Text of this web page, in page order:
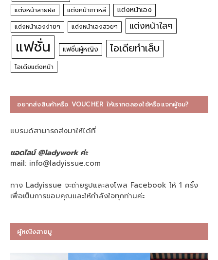
แต่งหน้าสายฝอ แต่งหน้าเกาหลี แต่งหน้าเอง
แต่งหน้าเองง่ายๆ แต่งหน้าเองสวยๆ แต่งหน้าใสๆ
แฟชั่น แฟชั่นผู้หญิง ไอเดียทำเล็บ
ไอเดียแต่งหน้า
อยากส่งสินค้าหรือ VOUCHER ให้เราทดลองใช้หรือแจกผู้ชม?
แบรนด์สามารถส่งมาให้ได้ที่
แอดไลน์ @ladywork ค่ะ
mail: info@ladyissue.com
ทาง Ladyissue จะถ่ายรูปและลงโพส Facebook ให้ 1 ครั้ง
เพื่อเป็นการขอบคุณและให้กำลังใจทุกท่านค่ะ
ผู้หญิงสายมู